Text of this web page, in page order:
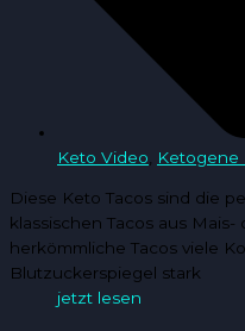
Keto Video Ketogene
Diese Keto Tacos sind die
klassischen Tacos aus
herkömmliche Tacos viele
Blutzuckerspiegel stark
jetzt lesen